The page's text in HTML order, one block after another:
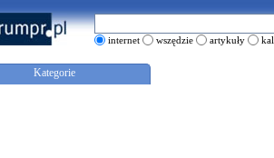
internet wszędzie artykuły
Kategorie